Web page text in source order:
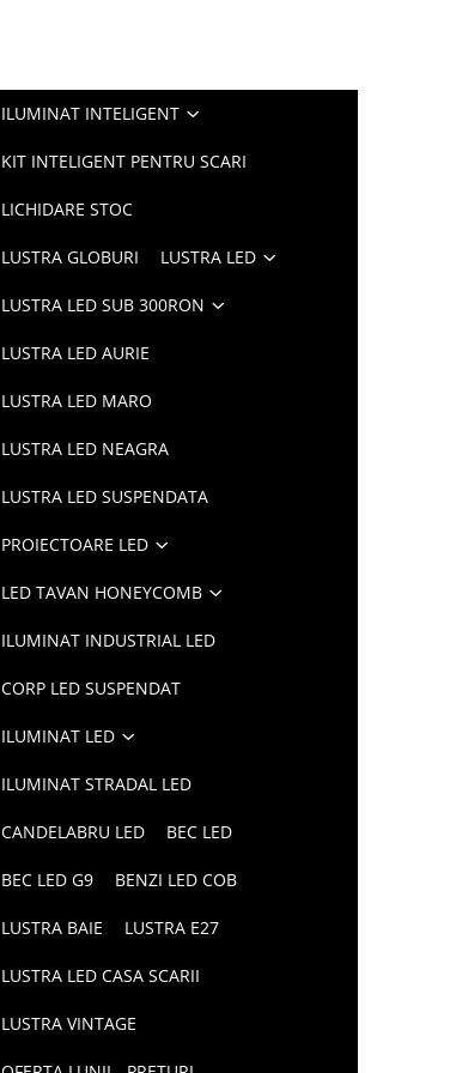
ILUMINAT INTELIGENT
KIT INTELIGENT PENTRU SCARI
LICHIDARE STOC
LUSTRA GLOBURI LUSTRA LED
LUSTRA LED SUB 300RON
LUSTRA LED AURIE
LUSTRA LED MARO
LUSTRA LED NEAGRA
LUSTRA LED SUSPENDATA
PROIECTOARE LED
LED TAVAN HONEYCOMB
ILUMINAT INDUSTRIAL LED
CORP LED SUSPENDAT
ILUMINAT LED
ILUMINAT STRADAL LED
CANDELABRU LED BEC LED
BEC LED G9 BENZI LED COB
LUSTRA BAIE LUSTRA E27
LUSTRA LED CASA SCARII
LUSTRA VINTAGE